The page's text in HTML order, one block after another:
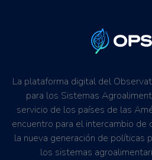
La plataforma digital del
para los Sistemas
servicio de los países de las
encuentro para el intercambio de
la nueva generación de políticas
los sistemas